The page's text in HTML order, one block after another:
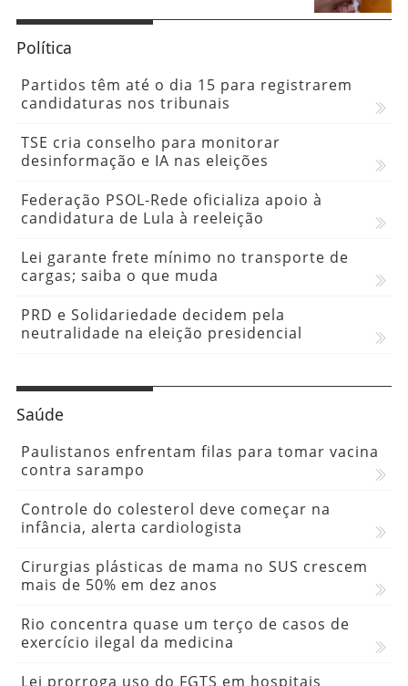
Política
Partidos têm até o dia 15 para registrarem
candidaturas nos tribunais
TSE cria conselho para monitorar
desinformação e IA nas eleições
Federação PSOL-Rede oficializa apoio à
candidatura de Lula à reeleição
Lei garante frete mínimo no transporte de
cargas; saiba o que muda
PRD e Solidariedade decidem pela
neutralidade na eleição presidencial
Saúde
Paulistanos enfrentam filas para tomar vacina
contra sarampo
Controle do colesterol deve começar na
infância, alerta cardiologista
Cirurgias plásticas de mama no SUS crescem
mais de 50% em dez anos
Rio concentra quase um terço de casos de
exercício ilegal da medicina
Lei prorroga uso do FGTS em hospitais